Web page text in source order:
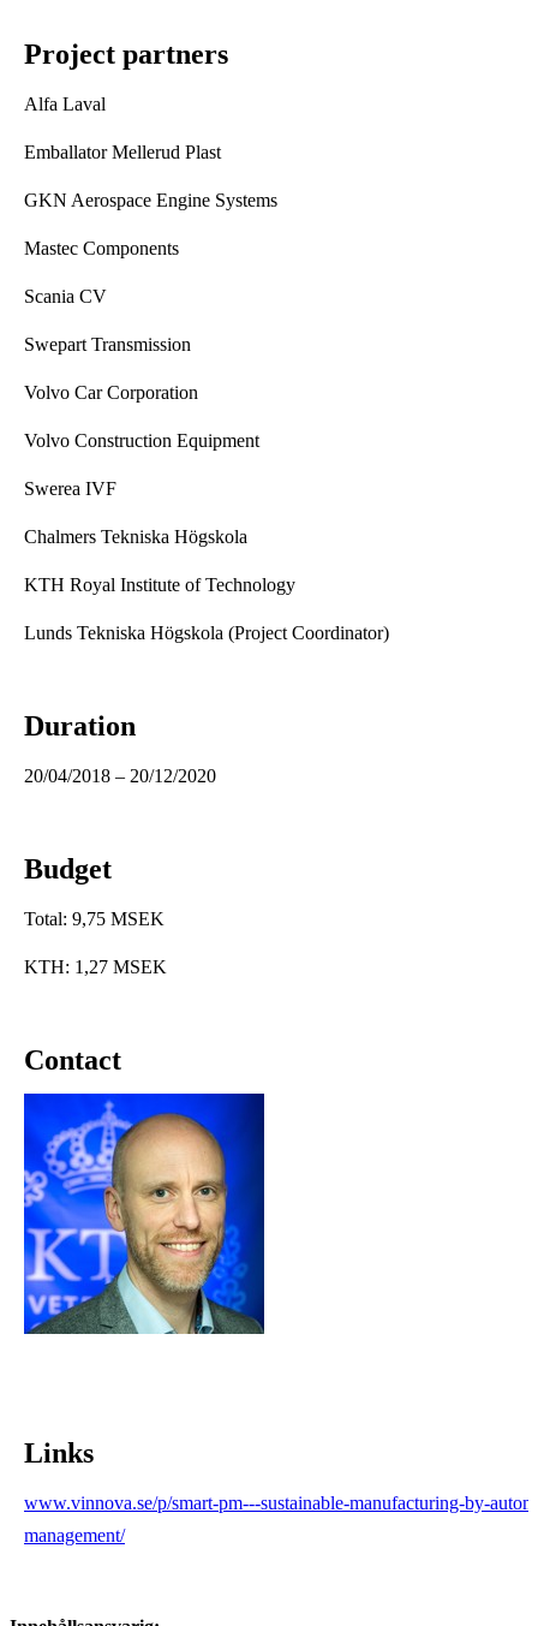
Project partners
Alfa Laval
Emballator Mellerud Plast
GKN Aerospace Engine Systems
Mastec Components
Scania CV
Swepart Transmission
Volvo Car Corporation
Volvo Construction Equipment
Swerea IVF
Chalmers Tekniska Högskola
KTH Royal Institute of Technology
Lunds Tekniska Högskola (Project Coordinator)
Duration
20/04/2018 – 20/12/2020
Budget
Total: 9,75 MSEK
KTH: 1,27 MSEK
Contact
Links
www.vinnova.se/p/smart-pm---sustainable-manufacturing-by-
management/